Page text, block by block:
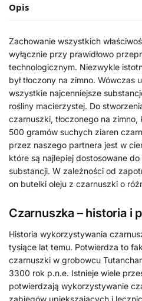
Opis
Zachowanie wszystkich
wyłącznie przy prawidłowo
technologicznym. Niezwykle
był tłoczony na zimno. Wówczas
wszystkie najcenniejsze
rośliny macierzystej. Do
czarnuszki, tłoczonego na
500 gramów suchych ziaren
przez naszego partnera jest w
które są najlepiej dostosowane
substancji. W zależności od
on butelki oleju z czarnuszki o
Czarnuszka – historia i
Historia wykorzystywania
tysiące lat temu. Potwierdza to
czarnuszki w grobowcu
3300 rok p.n.e. Istnieje wiele
potwierdzają wykorzystywanie
zabiegów upiększających i